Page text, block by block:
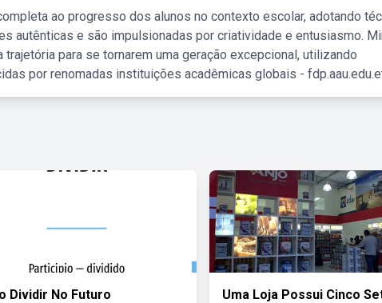
ao progresso dos alunos no contexto escolar, adotando
autênticas e são impulsionadas por criatividade e entusiasmo.
para se tornarem uma geração excepcional, utilizando
por renomadas instituições acadêmicas globais -
Dividir No Futuro Uma Loja Possui Cinco